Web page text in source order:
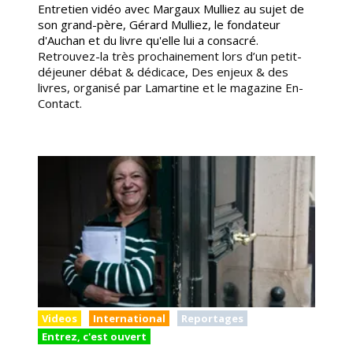
Entretien vidéo avec Margaux Mulliez au sujet de
son grand-père, Gérard Mulliez, le fondateur
d'Auchan et du livre qu'elle lui a consacré.
Retrouvez-la très prochainement lors d’un petit-
déjeuner débat & dédicace, Des enjeux & des
livres, organisé par Lamartine et le magazine En-
Contact.
Videos International
Reportages
Entrez, c'est ouvert